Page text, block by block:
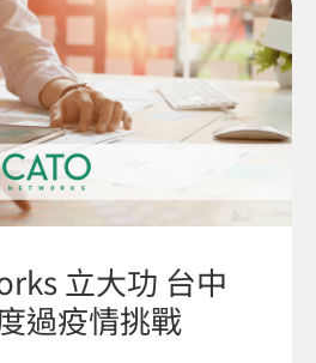
立大功 台中
過疫情挑戰